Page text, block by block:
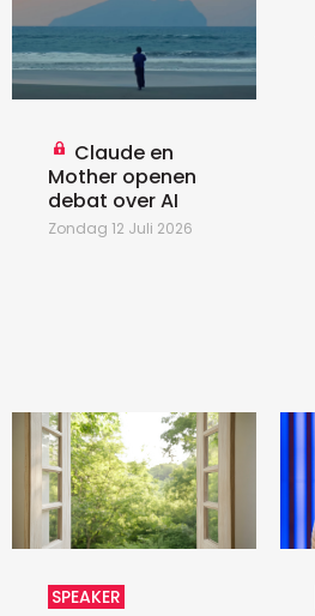
Claude en
Mother openen
debat over AI
Zondag 12 Juli 2026
SPEAKER